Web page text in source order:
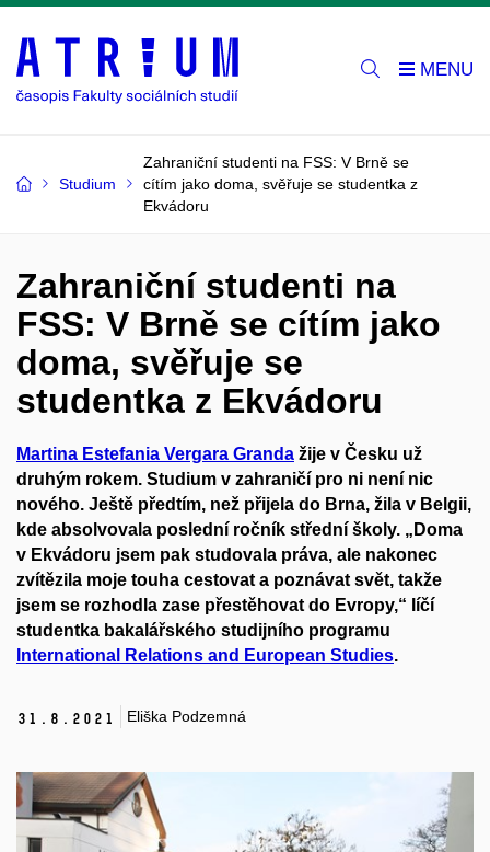
Studium
Zahraniční studenti na FSS: V Brně se
cítím jako doma, svěřuje se studentka z
Ekvádoru
Zahraniční studenti na
FSS: V Brně se cítím jako
doma, svěřuje se
studentka z Ekvádoru
Martina Estefania Vergara Granda žije v Česku už
druhým rokem. Studium v zahraničí pro ni není nic
nového. Ještě předtím, než přijela do Brna, žila v Belgii,
kde absolvovala poslední ročník střední školy. „Doma
v Ekvádoru jsem pak studovala práva, ale nakonec
zvítězila moje touha cestovat a poznávat svět, takže
jsem se rozhodla zase přestěhovat do Evropy,“ líčí
studentka bakalářského studijního programu
International Relations and European Studies.
31. 8. 2021 Eliška Podzemná